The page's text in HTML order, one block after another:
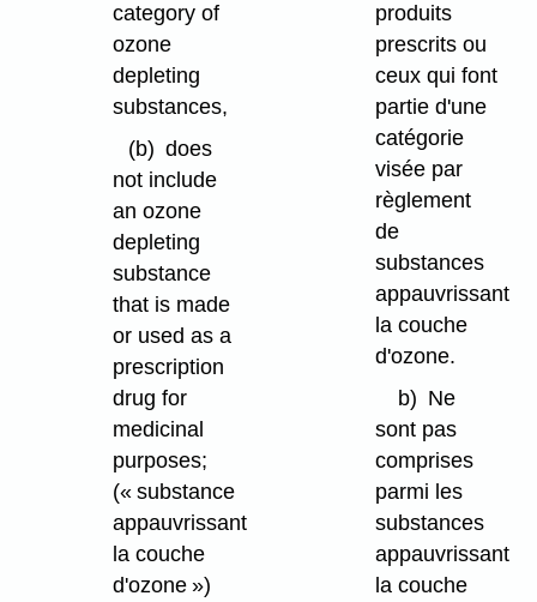
category of
ozone
depleting
substances,
(b) does
not include
an ozone
depleting
substance
that is made
or used as a
prescription
drug for
medicinal
purposes;
(« substance
appauvrissant
la couche
d'ozone »)
produits
prescrits ou
ceux qui font
partie d'une
catégorie
visée par
règlement
de
substances
appauvrissant
la couche
d'ozone.
b) Ne
sont pas
comprises
parmi les
substances
appauvrissant
la couche